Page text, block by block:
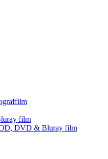
film
DVD & Bluray film